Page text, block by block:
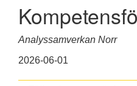
Analyssamverkan Norr
2026-06-01